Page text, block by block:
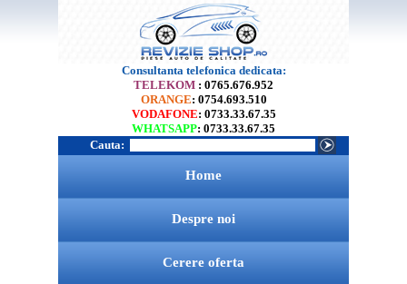
Consultanta telefonica dedicata:
TELEKOM : 0765.676.952
ORANGE: 0754.693.510
VODAFONE: 0733.33.67.35
WHATSAPP: 0733.33.67.35
Cauta:
Home
Despre noi
Cerere oferta